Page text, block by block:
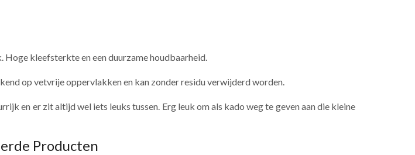
kleefsterkte en een duurzame houdbaarheid.
op vetvrije oppervlakken en kan zonder residu verwijderd worden.
en er zit altijd wel iets leuks tussen. Erg leuk om als kado weg te geven aan die kleine
Producten